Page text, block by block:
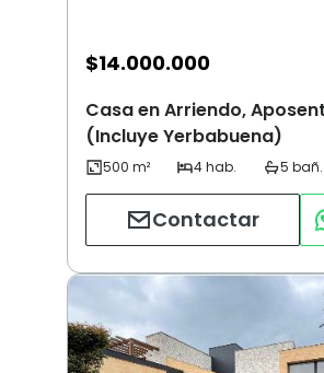
$14.000.000
Casa en Arriendo,
(Incluye Yerbabuena)
Contactar